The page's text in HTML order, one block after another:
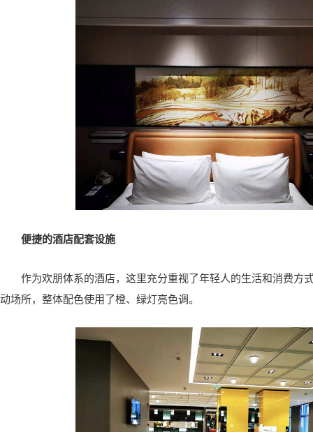
便捷的酒店配套设施
作为欢朋体系的酒店，这里充分重视了年轻人的生活和消费方
动场所，整体配色使用了橙、绿灯亮色调。